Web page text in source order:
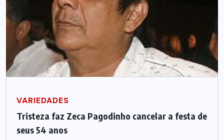
VARIEDADES
Tristeza faz Zeca Pagodinho cancelar a festa de
seus 54 anos